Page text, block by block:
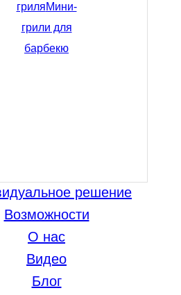
гриляМини-
грили для
барбекю
решение
Возможности
О нас
Видео
Блог